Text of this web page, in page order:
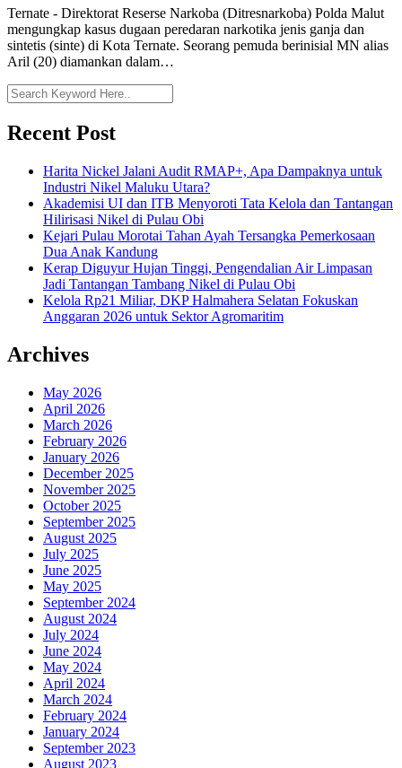
Ternate - Direktorat Reserse Narkoba (Ditresnarkoba) Polda Malut
mengungkap kasus dugaan peredaran narkotika jenis ganja dan
sintetis (sinte) di Kota Ternate. Seorang pemuda berinisial MN alias
Aril (20) diamankan dalam…
Recent Post
Harita Nickel Jalani Audit RMAP+, Apa Dampaknya untuk
Industri Nikel Maluku Utara?
Akademisi UI dan ITB Menyoroti Tata Kelola dan Tantangan
Hilirisasi Nikel di Pulau Obi
Kejari Pulau Morotai Tahan Ayah Tersangka Pemerkosaan
Dua Anak Kandung
Kerap Diguyur Hujan Tinggi, Pengendalian Air Limpasan
Jadi Tantangan Tambang Nikel di Pulau Obi
Kelola Rp21 Miliar, DKP Halmahera Selatan Fokuskan
Anggaran 2026 untuk Sektor Agromaritim
Archives
May 2026
April 2026
March 2026
February 2026
January 2026
December 2025
November 2025
October 2025
September 2025
August 2025
July 2025
June 2025
May 2025
September 2024
August 2024
July 2024
June 2024
May 2024
April 2024
March 2024
February 2024
January 2024
September 2023
August 2023